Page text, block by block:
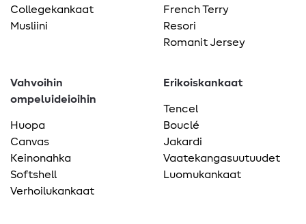
Collegekankaat
Musliini
French Terry
Resori
Romanit Jersey
Vahvoihin
ompeluideioihin
Huopa
Canvas
Keinonahka
Softshell
Verhoilukankaat
Erikoiskankaat
Tencel
Bouclé
Jakardi
Vaatekangasuutuudet
Luomukankaat